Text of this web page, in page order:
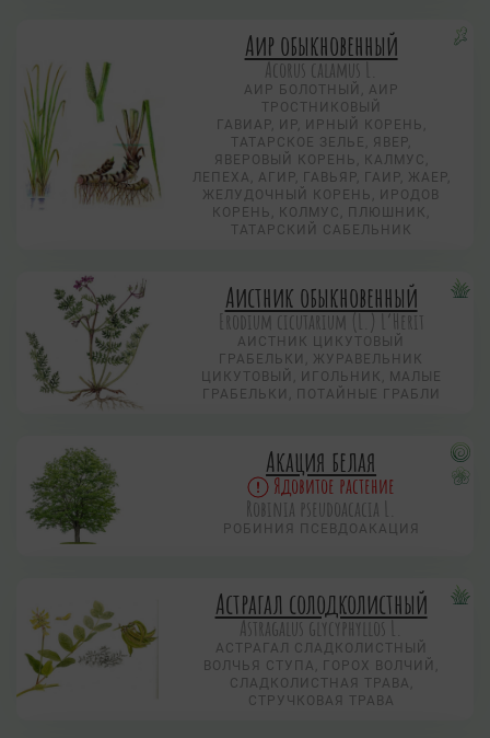
Аир обыкновенный
Acorus calamus L.
АИР БОЛОТНЫЙ, АИР
ТРОСТНИКОВЫЙ
ГАВИАР, ИР, ИРНЫЙ КОРЕНЬ,
ТАТАРСКОЕ ЗЕЛЬЕ, ЯВЕР,
ЯВЕРОВЫЙ КОРЕНЬ, КАЛМУС,
ЛЕПЕХА, АГИР, ГАВЬЯР, ГАИР, ЖАЕР,
ЖЕЛУДОЧНЫЙ КОРЕНЬ, ИРОДОВ
КОРЕНЬ, КОЛМУС, ПЛЮШНИК,
ТАТАРСКИЙ САБЕЛЬНИК
Аистник обыкновенный
Erodium cicutarium (L.) L’Herit
АИСТНИК ЦИКУТОВЫЙ
ГРАБЕЛЬКИ, ЖУРАВЕЛЬНИК
ЦИКУТОВЫЙ, ИГОЛЬНИК, МАЛЫЕ
ГРАБЕЛЬКИ, ПОТАЙНЫЕ ГРАБЛИ
Акация белая
Ядовитое растение
Robinia pseudoacacia L.
РОБИНИЯ ПСЕВДОАКАЦИЯ
Астрагал солодколистный
Astragalus glycyphyllos L.
АСТРАГАЛ СЛАДКОЛИСТНЫЙ
ВОЛЧЬЯ СТУПА, ГОРОХ ВОЛЧИЙ,
СЛАДКОЛИСТНАЯ ТРАВА,
СТРУЧКОВАЯ ТРАВА